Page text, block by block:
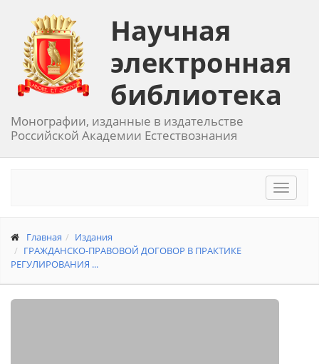
Научная
электронная
библиотека
Монографии, изданные в издательстве
Российской Академии Естествознания
Toggle
Главная
Издания
ГРАЖДАНСКО-ПРАВОВОЙ ДОГОВОР В ПРАКТИКЕ
РЕГУЛИРОВАНИЯ ...